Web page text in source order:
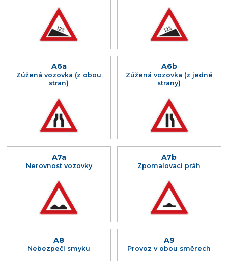
A6a
Zúžená vozovka (z obou
stran)
A6b
Zúžená vozovka (z jedné
strany)
A7a
Nerovnost vozovky
A7b
Zpomalovací práh
A8
Nebezpečí smyku
A9
Provoz v obou směrech